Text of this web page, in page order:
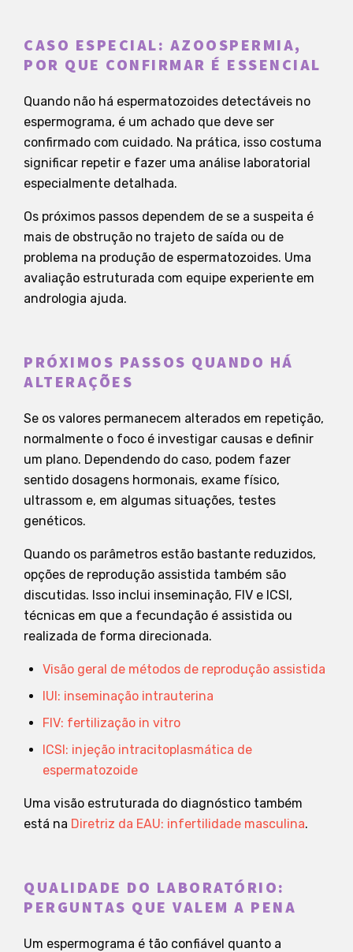
CASO ESPECIAL: AZOOSPERMIA,
POR QUE CONFIRMAR É ESSENCIAL
Quando não há espermatozoides detectáveis no
espermograma, é um achado que deve ser
confirmado com cuidado. Na prática, isso costuma
significar repetir e fazer uma análise laboratorial
especialmente detalhada.
Os próximos passos dependem de se a suspeita é
mais de obstrução no trajeto de saída ou de
problema na produção de espermatozoides. Uma
avaliação estruturada com equipe experiente em
andrologia ajuda.
PRÓXIMOS PASSOS QUANDO HÁ
ALTERAÇÕES
Se os valores permanecem alterados em repetição,
normalmente o foco é investigar causas e definir
um plano. Dependendo do caso, podem fazer
sentido dosagens hormonais, exame físico,
ultrassom e, em algumas situações, testes
genéticos.
Quando os parâmetros estão bastante reduzidos,
opções de reprodução assistida também são
discutidas. Isso inclui inseminação, FIV e ICSI,
técnicas em que a fecundação é assistida ou
realizada de forma direcionada.
Visão geral de métodos de reprodução assistida
IUI: inseminação intrauterina
FIV: fertilização in vitro
ICSI: injeção intracitoplasmática de
espermatozoide
Uma visão estruturada do diagnóstico também
está na Diretriz da EAU: infertilidade masculina.
QUALIDADE DO LABORATÓRIO:
PERGUNTAS QUE VALEM A PENA
Um espermograma é tão confiável quanto a